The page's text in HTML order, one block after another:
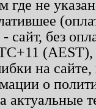
где не
сайт, без
на
о
актуальные